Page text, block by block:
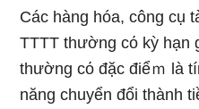
Các hàng hóa, công cụ
TTTT thường cό kỳ hạn
thường cό đặc điểｍ Ɩà
năng chuyển đổi thành